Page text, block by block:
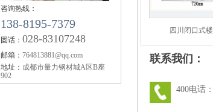
【企业资讯】工银国际：市场对美联储降息预
期陷入三重超调
【企业资讯】矿石大涨 螺纹要翻盘？
【企业资讯】6月18日黑色系品种价格预测
咨询热线：
138-8195-7379
固话： 028-83107248
邮箱： 764813881@qq.com
地址： 成都市量力钢材城A区B座
902
四川闭口式
联系我们：
400电话